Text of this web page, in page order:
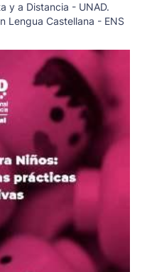
y a Distancia - UNAD.
Lengua Castellana - ENS